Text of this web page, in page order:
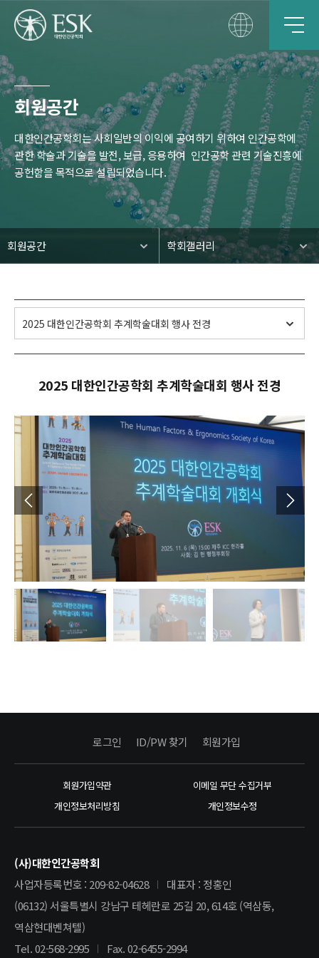
회원공간
대한인간공학회는 사회일반의 이익에 공여하기 위하여 인간공학에
관한 학술과 기술을 발전, 보급, 응용하여 인간공학 관련 기술진흥에
공헌함을 목적으로 설립되었습니다.
회원공간 학회갤러리
2025 대한인간공학회 추계학술대회 행사 전경
회원가입약관
이메일 무단 수집거부
개인정보처리방침
개인정보수정
로그인 ID/PW 찾기 회원가입
(사)대한인간공학회
사업자등록번호 : 209-82-04628
대표자 : 정홍인
(06132) 서울특별시 강남구 테헤란로 25길 20, 614호 (역삼동,
역삼현대벤쳐텔)
Tel. 02-568-2995
Fax. 02-6455-2994